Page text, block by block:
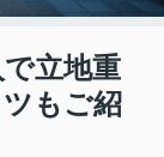
立地重
もご紹